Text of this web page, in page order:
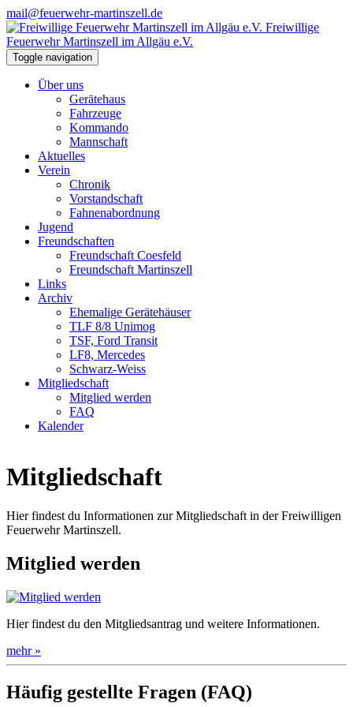
mail@feuerwehr-martinszell.de
Freiwillige
Feuerwehr Martinszell im Allgäu e.V.
Toggle navigation
Über uns
Gerätehaus
Fahrzeuge
Kommando
Mannschaft
Aktuelles
Verein
Chronik
Vorstandschaft
Fahnenabordnung
Jugend
Freundschaften
Freundschaft Coesfeld
Freundschaft Martinszell
Links
Archiv
Ehemalige Gerätehäuser
TLF 8/8 Unimog
TSF, Ford Transit
LF8, Mercedes
Schwarz-Weiss
Mitgliedschaft
Mitglied werden
FAQ
Kalender
Mitgliedschaft
Hier findest du Informationen zur Mitgliedschaft in der Freiwilligen
Feuerwehr Martinszell.
Mitglied werden
Hier findest du den Mitgliedsantrag und weitere Informationen.
mehr »
Häufig gestellte Fragen (FAQ)